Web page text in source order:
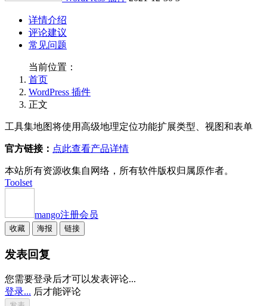
详情介绍
评论建议
常见问题
当前位置：
首页
WordPress 插件
正文
工具集地图将使用高级地理定位功能扩展类型、视图和表单
官方链接： 点此查看产品详情
本站所有资源收集自网络，所有软件版权归属原作者。
Toolset
mango注册会员
收藏 海报 链接
发表回复
您需要登录后才可以发表评论...
登录... 后才能评论